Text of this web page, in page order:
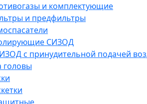
и комплектующие
и предфильтры
СИЗОД
с принудительной подачей
головы